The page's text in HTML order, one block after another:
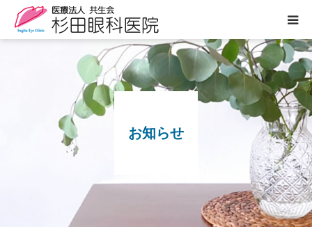
お知らせ
医院案内
診療のご案内
ぶどう膜炎専門外来
眼の病気